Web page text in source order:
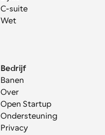
C-suite
Wet
Bedrijf
Banen
Over
Open Startup
Ondersteuning
Privacy